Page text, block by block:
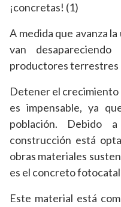
¡concretas! (1)
A medida que avanza
van
productores terrestres
Detener el crecimiento
es impensable, ya
población. Debido
construcción está
obras materiales
es el concreto
Este material está